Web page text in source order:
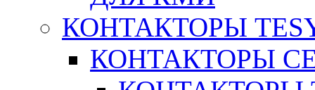
КОНТАКТОРЫ
КОНТАКТОРЫ